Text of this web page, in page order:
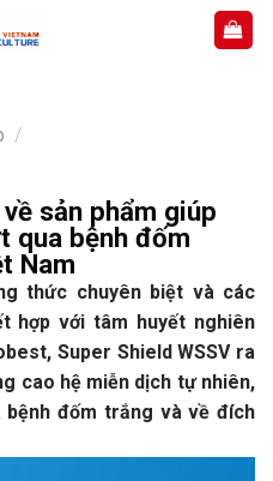
/
sản phẩm giúp
qua bệnh đốm
Nam
thức chuyên biệt và các
hợp với tâm huyết nghiên
Super Shield WSSV ra
cao hệ miễn dịch tự nhiên,
đốm trắng và về đích